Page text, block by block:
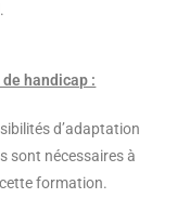
handicap :
d’adaptation
sont nécessaires à
formation.